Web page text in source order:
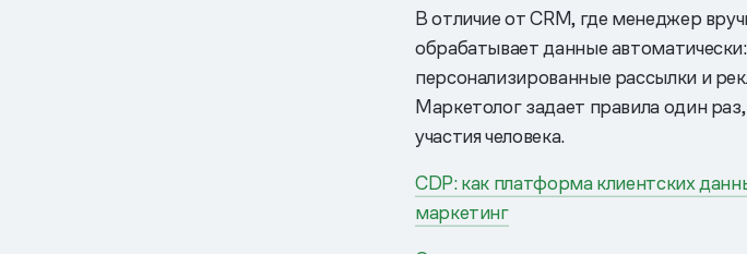
В отличие от CRM, где менеджер
обрабатывает данные
персонализированные рассылки и
Маркетолог задает правила один
участия человека.
CDP: как платформа клиентских
маркетинг